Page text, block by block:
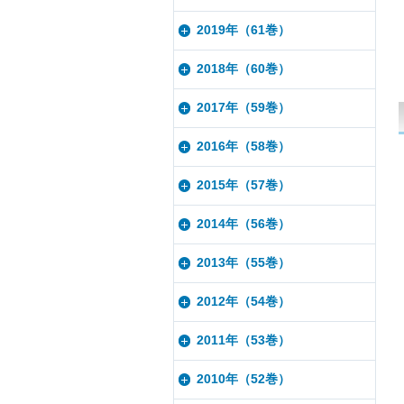
2019年（61巻）
2018年（60巻）
2017年（59巻）
2016年（58巻）
2015年（57巻）
2014年（56巻）
2013年（55巻）
2012年（54巻）
2011年（53巻）
2010年（52巻）